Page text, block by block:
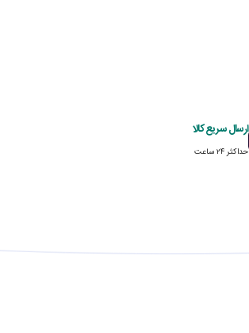
ارسال سریع کالا
حداکثر ۲۴ ساعت